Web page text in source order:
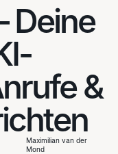
Deine
&
Maximilian van der
Mond